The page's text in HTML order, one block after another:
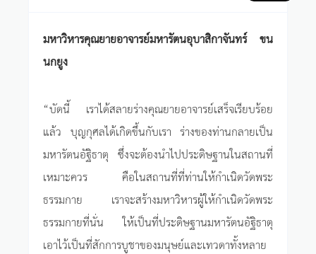
มหาวิหารคุณยายอาจารย์มหารัตนอุบาสิกาจันทร์ ขน
นกยูง
“บัดนี้ เราได้สลายร่างคุณยายอาจารย์เสร็จเรียบร้อย
แล้ว บุญกุศลได้เกิดขึ้นกับเรา ร่างของท่านกลายเป็น
มหารัตนอัฐิธาตุ ซึ่งจะต้องนำไปประดิษฐานในสถานที่
เหมาะควร คือในสถานที่ที่ท่านให้กำเนิดวัดพระ
ธรรมกาย เราจะสร้างมหาวิหารผู้ให้กำเนิดวัดพระ
ธรรมกายที่นั่น ให้เป็นที่ประดิษฐานมหารัตนอัฐิธาตุ
เอาไว้เป็นที่สักการบูชาของมนุษย์และเทวดาทั้งหลาย